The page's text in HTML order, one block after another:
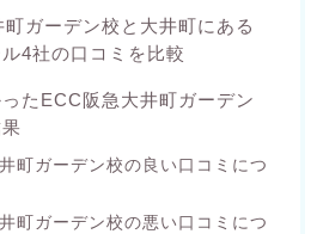
ガーデン校と大井町にある
4社の口コミを比較
たECC阪急大井町ガーデン
町ガーデン校の良い口コミにつ
町ガーデン校の悪い口コミにつ